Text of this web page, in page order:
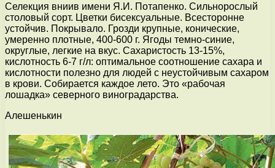
Селекция вниив имени Я.И. Потапенко. Сильнорослый
столовый сорт. Цветки бисексуальные. Всесторонне
устойчив. Покрывало. Грозди крупные, конические,
умеренно плотные, 400-600 г. Ягоды темно-синие,
округлые, легкие на вкус. Сахаристость 13-15%,
кислотность 6-7 г/л: оптимальное соотношение сахара и
кислотности полезно для людей с неустойчивым сахаром
в крови. Собирается каждое лето. Это «рабочая
лошадка» северного виноградарства.
Алешенькин